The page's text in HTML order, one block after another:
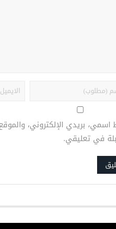
اسمي، بريدي الإلكتروني،
في تعليقي.